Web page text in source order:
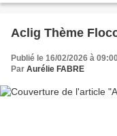
Aclig Thème
Publié le 16/02/2026 à
Par Aurélie FABRE